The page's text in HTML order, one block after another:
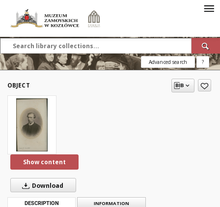
Advanced search ?
OBJECT
Show content
Download
DESCRIPTION INFORMATION